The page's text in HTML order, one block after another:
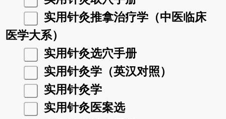
实用针灸推拿治疗学（中医临床
医学大系）
实用针灸选穴手册
实用针灸学（英汉对照）
实用针灸学
实用针灸医案选